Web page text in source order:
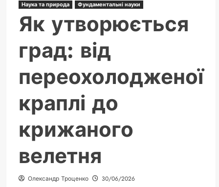
Наука та природа Фундаментальні науки
Як утворюється
град: від
переохолодженої
краплі до
крижаного
велетня
Олександр Троценко 30/06/2026